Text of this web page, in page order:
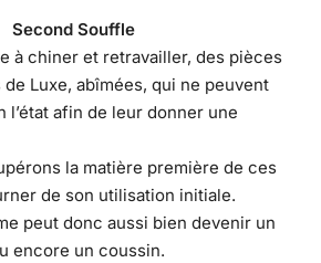
Second Souffle
à chiner et retravailler, des pièces
Luxe, abîmées, qui ne peuvent
l’état afin de leur donner une
la matière première de ces
de son utilisation initiale.
peut donc aussi bien devenir un
encore un coussin.